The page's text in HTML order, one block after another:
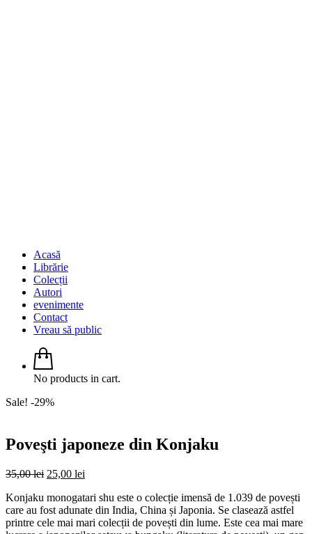
Acasă
Librărie
Colecții
Autori
evenimente
Contact
Vreau să public
No products in cart.
Sale! -29%
Poveşti japoneze din Konjaku
35,00lei Original
was:
35,00 lei.
25,00 lei
is:
25,00 lei.
Konjaku monogatari shu este o colecție imensă de 1.039 de povești
care au fost adunate din India, China și Japonia. Se clasează astfel
printre cele mai mari colecții de povești din lume. Este cea mai mare